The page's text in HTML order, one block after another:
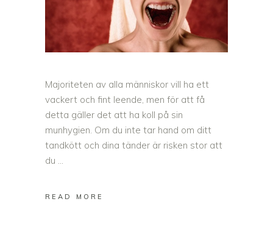
Majoriteten av alla människor vill ha ett
vackert och fint leende, men för att få
detta gäller det att ha koll på sin
munhygien. Om du inte tar hand om ditt
tandkött och dina tänder är risken stor att
du
READ MORE